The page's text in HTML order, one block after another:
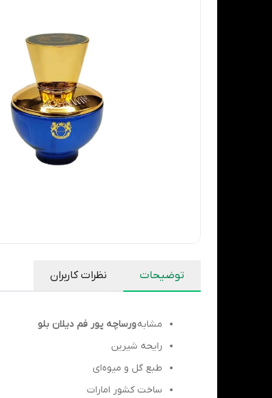
توضیحات نظرات کاربران
مشابهورساچه پور فم دیلان بلو
رایحه شیرین
طبع گل و میوه‌ای
ساخت کشور امارات